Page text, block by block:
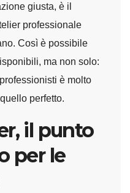
giusta, è il
professionale
Così è possibile
ma non solo:
è molto
perfetto.
il punto
per le